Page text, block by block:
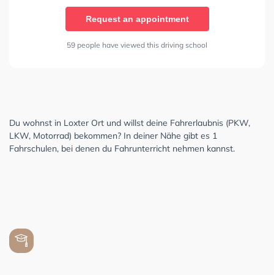
Request an appointment
59 people have viewed this driving school
Du wohnst in Loxter Ort und willst deine Fahrerlaubnis (PKW,
LKW, Motorrad) bekommen? In deiner Nähe gibt es 1
Fahrschulen, bei denen du Fahrunterricht nehmen kannst.